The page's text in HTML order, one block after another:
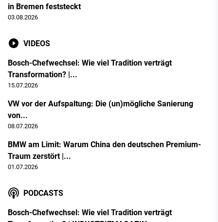
in Bremen feststeckt
03.08.2026
VIDEOS
Bosch-Chefwechsel: Wie viel Tradition verträgt
Transformation? |...
15.07.2026
VW vor der Aufspaltung: Die (un)mögliche Sanierung
von...
08.07.2026
BMW am Limit: Warum China den deutschen Premium-
Traum zerstört |...
01.07.2026
PODCASTS
Bosch-Chefwechsel: Wie viel Tradition verträgt